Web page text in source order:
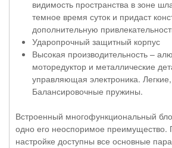
видимость пространства в зоне
темное время суток и придаст
дополнительную
Ударопрочный защитный корпус
Высокая производительность –
моторедуктор и металлические
управляющая электроника.
Балансировочные пружины.
Встроенный многофункциональный
одно его неоспоримое преимущество.
настройке доступны все основные